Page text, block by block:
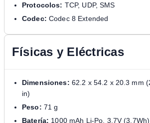
Protocolos: TCP, UDP, SMS
Codec: Codec 8 Extended
Físicas y Eléctricas
Dimensiones: 62.2 x 54.2 x 20.3 mm
in)
Peso: 71 g
Batería: 1000 mAh Li-Po, 3.7V (3.7Wh)